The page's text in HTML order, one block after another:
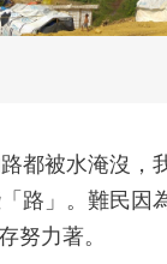
都被水淹沒，
路」。難民因
努力著。